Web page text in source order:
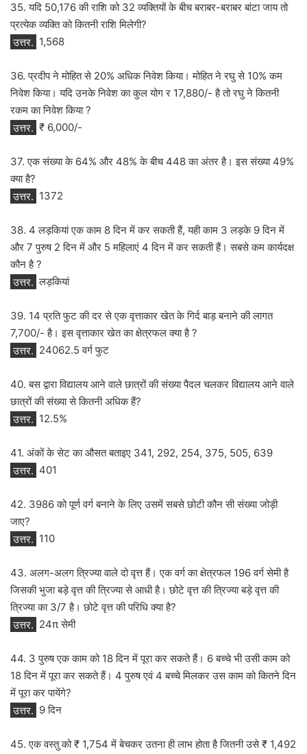
35. यदि 50,176 की राशि को 32 व्यक्तियों के बीच बराबर-बराबर बांटा जाय तो
प्रत्येक व्यक्ति को कितनी राशि मिलेगी?
उत्तर. 1,568
36. प्रदीप ने मोहित से 20% अधिक निवेश किया। मोहित ने रघु से 10% कम
निवेश किया। यदि उनके निवेश का कुल योग र 17,880/- है तो रघु ने कितनी
रकम का निवेश किया ?
उत्तर. ₹ 6,000/-
37. एक संख्या के 64% और 48% के बीच 448 का अंतर है। इस संख्या 49%
क्या है?
उत्तर. 1372
38. 4 लड़कियां एक काम 8 दिन में कर सकती हैं, यही काम 3 लड़के 9 दिन में
और 7 पुरुष 2 दिन में और 5 महिलाएं 4 दिन में कर सकती हैं। सबसे कम कार्यदक्ष
कौन है ?
उत्तर. लड़कियां
39. 14 प्रति फुट की दर से एक वृत्ताकार खेत के गिर्द बाड़ बनाने की लागत
7,700/- है। इस वृत्ताकार खेत का क्षेत्रफल क्या है ?
उत्तर. 24062.5 वर्ग फुट
40. बस द्वारा विद्यालय आने वाले छात्रों की संख्या पैदल चलकर विद्यालय आने वाले
छात्रों की संख्या से कितनी अधिक हैं?
उत्तर. 12.5%
41. अंकों के सेट का औसत बताइए 341, 292, 254, 375, 505, 639
उत्तर. 401
42. 3986 को पूर्ण वर्ग बनाने के लिए उसमें सबसे छोटी कौन सी संख्या जोड़ी
जाए?
उत्तर. 110
43. अलग-अलग त्रिज्या वाले दो वृत्त हैं। एक वर्ग का क्षेत्रफल 196 वर्ग सेमी है
जिसकी भुजा बड़े वृत्त की त्रिज्या से आधी है। छोटे वृत्त की त्रिज्या बड़े वृत्त की
त्रिज्या का 3/7 है। छोटे वृत्त की परिधि क्या है?
उत्तर. 24π सेमी
44. 3 पुरुष एक काम को 18 दिन में पूरा कर सकते हैं। 6 बच्चे भी उसी काम को
18 दिन में पूरा कर सकते हैं। 4 पुरुष एवं 4 बच्चे मिलकर उस काम को कितने दिन
में पूरा कर पायेंगे?
उत्तर. 9 दिन
45. एक वस्तु को ₹ 1,754 में बेचकर उतना ही लाभ होता है जितनी उसे ₹ 1,492